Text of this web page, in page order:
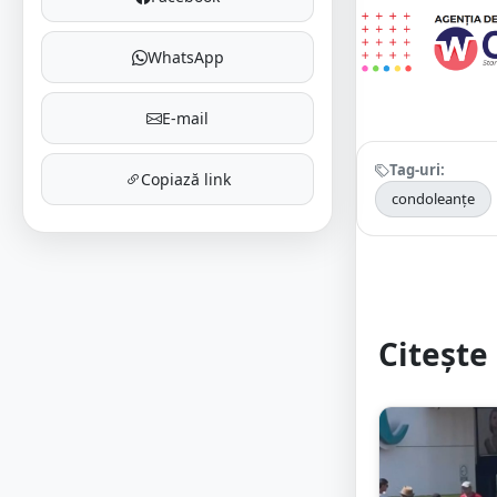
WhatsApp
E-mail
Copiază link
Tag-uri:
condoleanțe
Citește